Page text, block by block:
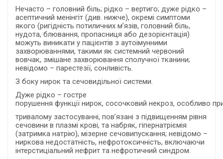
Нечасто – головний біль; рідко – вертиго; дуже рідко –
асептичний менінгіт (див. нижче), окремі симптоми
якого (ригідність потиличних м’язів, головний біль,
нудота, блювання, пропасниця або дезорієнтація)
можуть виникати у пацієнтів з аутоімунними
захворюваннями, такими як системний червоний
вовчак, змішане захворювання сполучної тканини;
невідомо – парестезії, сонливість.
З боку нирок та сечовидільної системи.
Дуже рідко – гостре
порушення функції нирок, сосочковий некроз, особливо
тривалому застосуванні, пов’язані з підвищенням рівня
сечовини в плазмі крові, та набряк, гіпернатріємія
(затримка натрію), мізерне сечовипускання; невідомо –
ниркова недостатність, нефротоксичність, включаючи
інтерстиціальний нефрит та нефротичний синдром.